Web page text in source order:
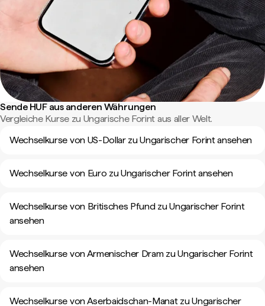
Sende HUF aus anderen Währungen
Vergleiche Kurse zu Ungarische Forint aus aller Welt.
Wechselkurse von US-Dollar zu Ungarischer Forint ansehen
Wechselkurse von Euro zu Ungarischer Forint ansehen
Wechselkurse von Britisches Pfund zu Ungarischer Forint
ansehen
Wechselkurse von Armenischer Dram zu Ungarischer Forint
ansehen
Wechselkurse von Aserbaidschan-Manat zu Ungarischer